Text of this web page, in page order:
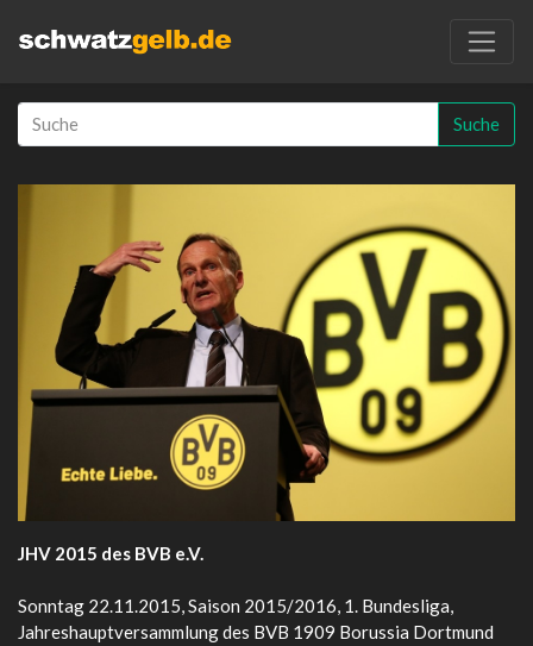
Suche
JHV 2015 des BVB e.V.
Sonntag 22.11.2015, Saison 2015/2016, 1. Bundesliga,
Jahreshauptversammlung des BVB 1909 Borussia Dortmund